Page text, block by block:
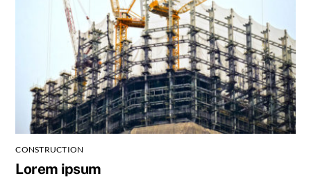
CONSTRUCTION
Lorem ipsum